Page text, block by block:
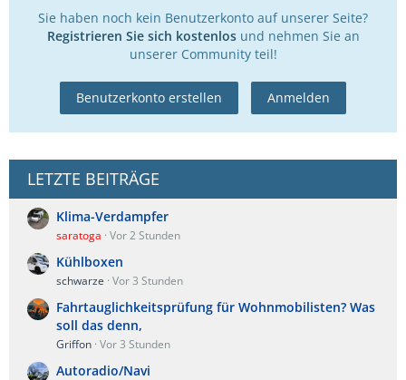
Sie haben noch kein Benutzerkonto auf unserer Seite?
Registrieren Sie sich kostenlosund nehmen Sie an
unserer Community teil!
Benutzerkonto erstellen Anmelden
LETZTE BEITRÄGE
Klima-Verdampfer
saratoga Vor 2 Stunden
Kühlboxen
schwarze Vor 3 Stunden
Fahrtauglichkeitsprüfung für Wohnmobilisten? Was
soll das denn,
Griffon Vor 3 Stunden
Autoradio/Navi